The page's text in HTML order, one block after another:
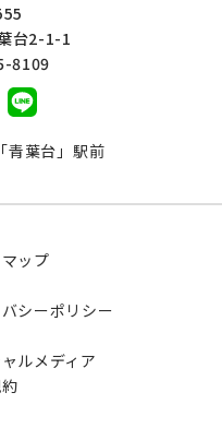
台2-1-1
8109
青葉台」駅前
ップ
シーポリシー
ルメディア